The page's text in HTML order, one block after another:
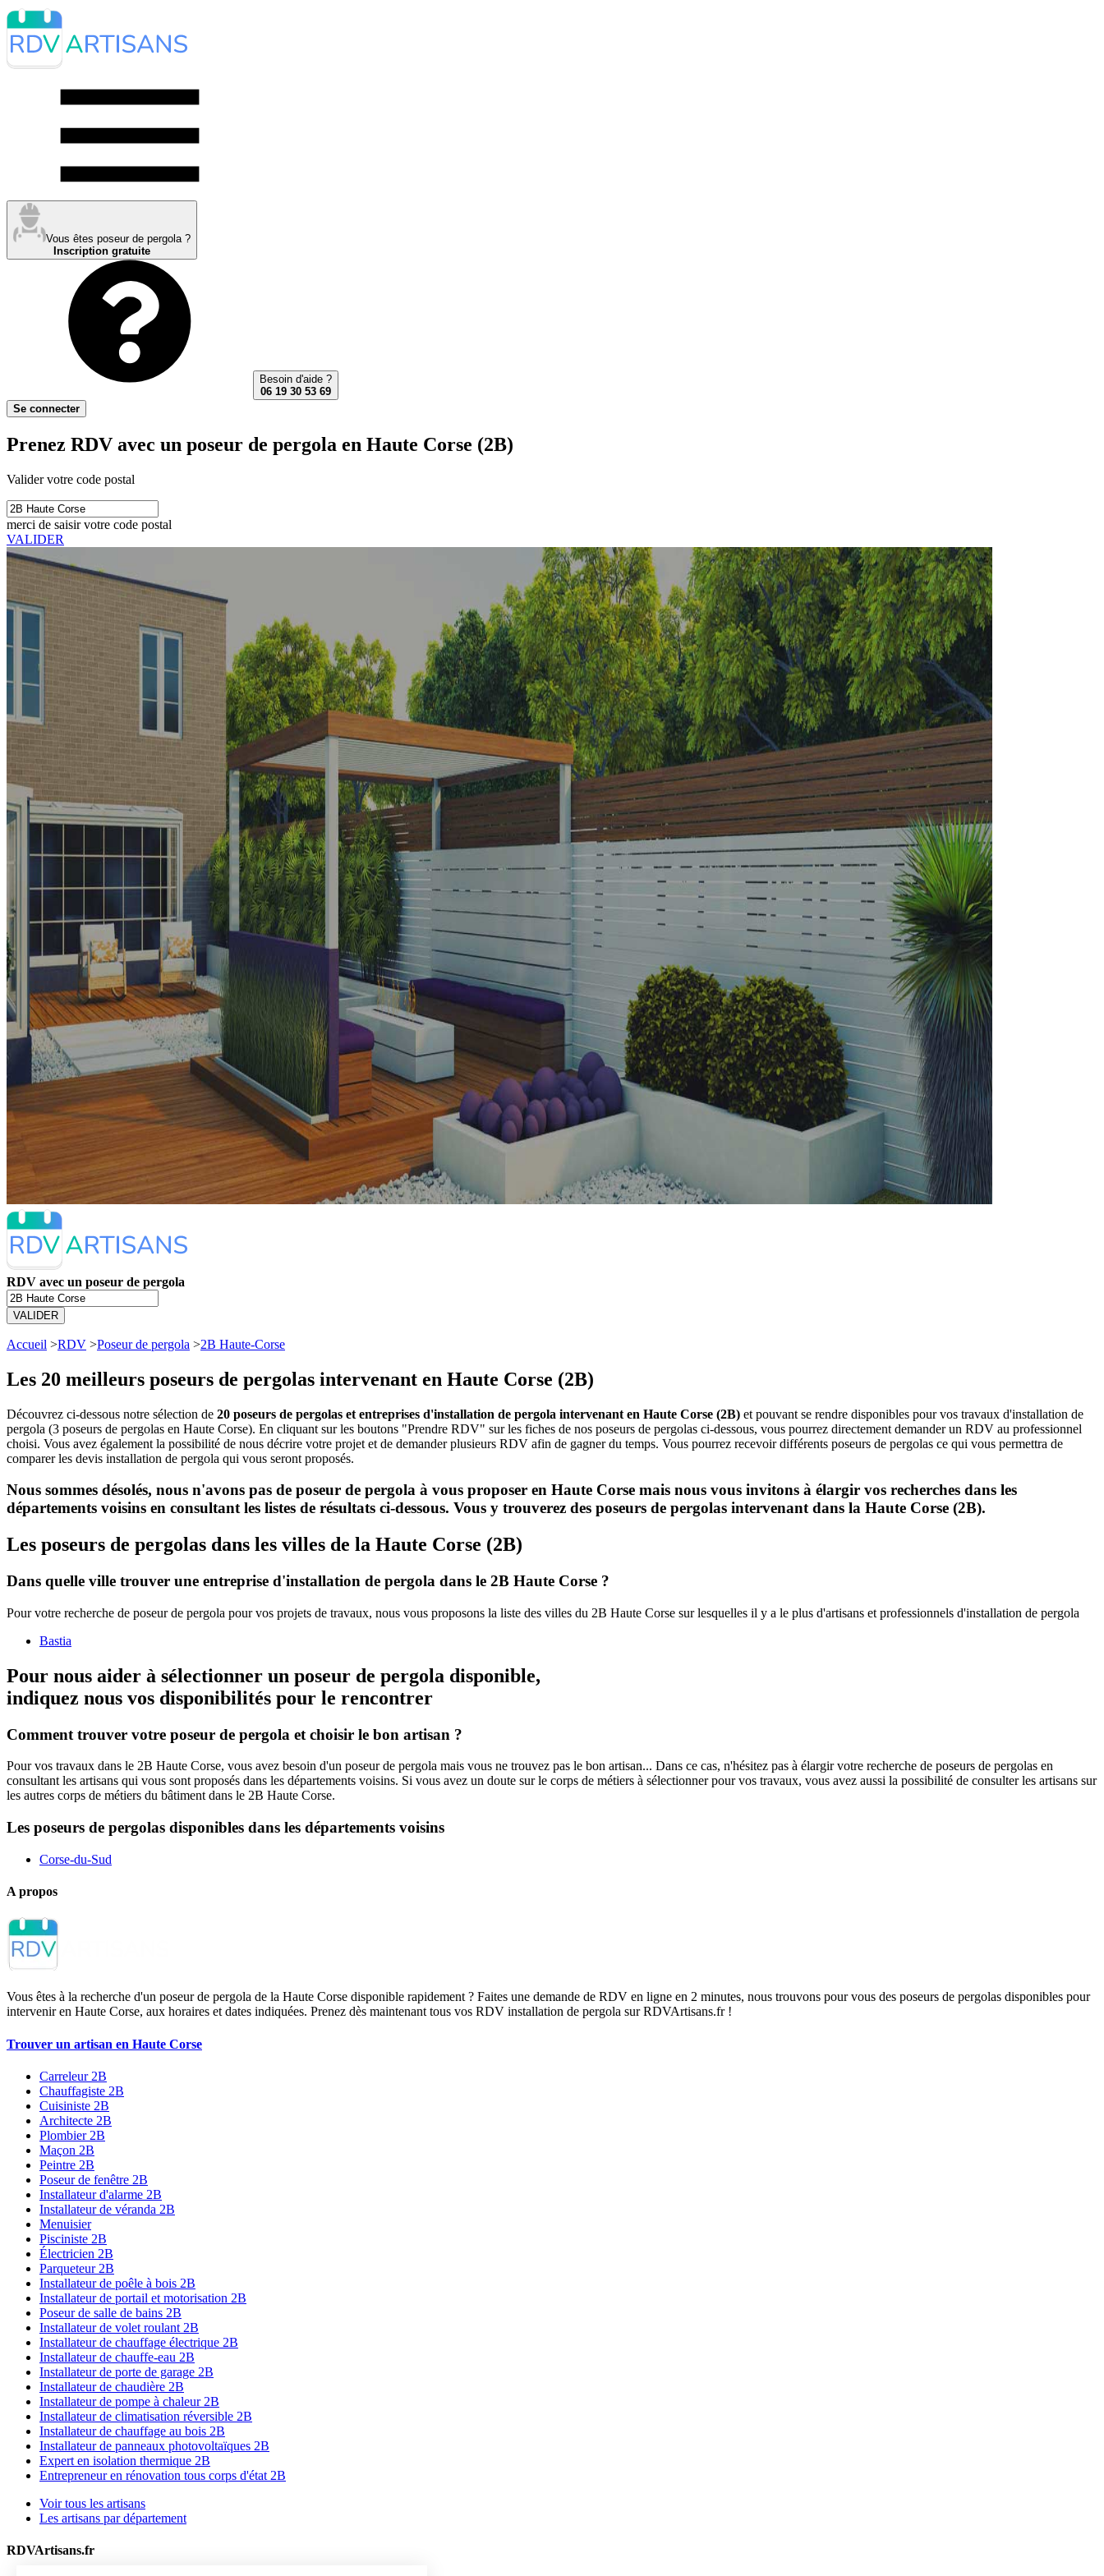
Vous êtes poseur de pergola ?
Inscription gratuite
Besoin d'aide ?
06 19 30 53 69
Se connecter
Prenez RDV avec un poseur de pergola en Haute Corse (2B)
Valider votre code postal
merci de saisir votre code postal
VALIDER
RDV avec un poseur de pergola
VALIDER
Accueil >RDV >Poseur de pergola >2B Haute-Corse
Les 20 meilleurs poseurs de pergolas intervenant en Haute Corse (2B)
Découvrez ci-dessous notre sélection de 20 poseurs de pergolas et entreprises d'installation de pergola intervenant en Haute Corse (2B) et pouvant se rendre disponibles pour vos travaux d'installation de
pergola (3 poseurs de pergolas en Haute Corse). En cliquant sur les boutons "Prendre RDV" sur les fiches de nos poseurs de pergolas ci-dessous, vous pourrez directement demander un RDV au professionnel
choisi. Vous avez également la possibilité de nous décrire votre projet et de demander plusieurs RDV afin de gagner du temps. Vous pourrez recevoir différents poseurs de pergolas ce qui vous permettra de
comparer les devis installation de pergola qui vous seront proposés.
Nous sommes désolés, nous n'avons pas de poseur de pergola à vous proposer en Haute Corse mais nous vous invitons à élargir vos recherches dans les
départements voisins en consultant les listes de résultats ci-dessous. Vous y trouverez des poseurs de pergolas intervenant dans la Haute Corse (2B).
Les poseurs de pergolas dans les villes de la Haute Corse (2B)
Dans quelle ville trouver une entreprise d'installation de pergola dans le 2B Haute Corse ?
Pour votre recherche de poseur de pergola pour vos projets de travaux, nous vous proposons la liste des villes du 2B Haute Corse sur lesquelles il y a le plus d'artisans et professionnels d'installation de pergola
Bastia
Pour nous aider à sélectionner un poseur de pergola disponible,
indiquez nous vos disponibilités pour le rencontrer
Comment trouver votre poseur de pergola et choisir le bon artisan ?
Pour vos travaux dans le 2B Haute Corse, vous avez besoin d'un poseur de pergola mais vous ne trouvez pas le bon artisan... Dans ce cas, n'hésitez pas à élargir votre recherche de poseurs de pergolas en
consultant les artisans qui vous sont proposés dans les départements voisins. Si vous avez un doute sur le corps de métiers à sélectionner pour vos travaux, vous avez aussi la possibilité de consulter les artisans sur
les autres corps de métiers du bâtiment dans le 2B Haute Corse.
Les poseurs de pergolas disponibles dans les départements voisins
Corse-du-Sud
A propos
Vous êtes à la recherche d'un poseur de pergola de la Haute Corse disponible rapidement ? Faites une demande de RDV en ligne en 2 minutes, nous trouvons pour vous des poseurs de pergolas disponibles pour
intervenir en Haute Corse, aux horaires et dates indiquées. Prenez dès maintenant tous vos RDV installation de pergola sur RDVArtisans.fr !
Trouver un artisan en Haute Corse
Carreleur 2B
Chauffagiste 2B
Cuisiniste 2B
Architecte 2B
Plombier 2B
Maçon 2B
Peintre 2B
Poseur de fenêtre 2B
Installateur d'alarme 2B
Installateur de véranda 2B
Menuisier
Pisciniste 2B
Électricien 2B
Parqueteur 2B
Installateur de poêle à bois 2B
Installateur de portail et motorisation 2B
Poseur de salle de bains 2B
Installateur de volet roulant 2B
Installateur de chauffage électrique 2B
Installateur de chauffe-eau 2B
Installateur de porte de garage 2B
Installateur de chaudière 2B
Installateur de pompe à chaleur 2B
Installateur de climatisation réversible 2B
Installateur de chauffage au bois 2B
Installateur de panneaux photovoltaïques 2B
Expert en isolation thermique 2B
Entrepreneur en rénovation tous corps d'état 2B
Voir tous les artisans
Les artisans par département
RDVArtisans.fr